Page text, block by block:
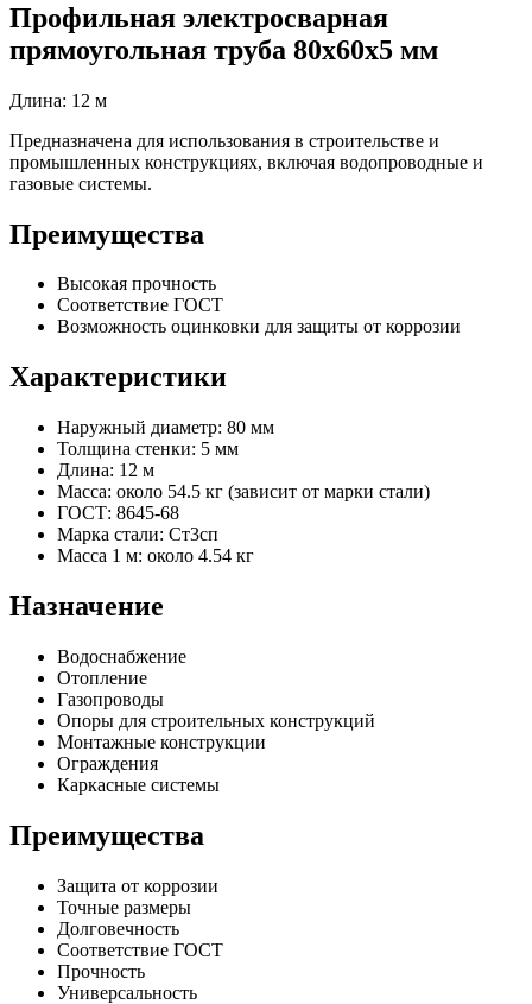
Профильная электросварная
прямоугольная труба 80х60х5 мм
Длина: 12 м
Предназначена для использования в строительстве и
промышленных конструкциях, включая водопроводные и
газовые системы.
Преимущества
Высокая прочность
Соответствие ГОСТ
Возможность оцинковки для защиты от коррозии
Характеристики
Наружный диаметр: 80 мм
Толщина стенки: 5 мм
Длина: 12 м
Масса: около 54.5 кг (зависит от марки стали)
ГОСТ: 8645-68
Марка стали: Ст3сп
Масса 1 м: около 4.54 кг
Назначение
Водоснабжение
Отопление
Газопроводы
Опоры для строительных конструкций
Монтажные конструкции
Ограждения
Каркасные системы
Преимущества
Защита от коррозии
Точные размеры
Долговечность
Соответствие ГОСТ
Прочность
Универсальность